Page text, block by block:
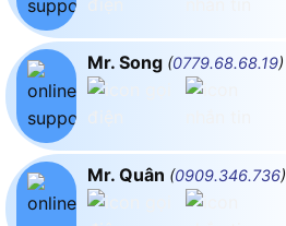
Mr. Song (0779.68.68.19)
Mr. Quân (0909.346.736)